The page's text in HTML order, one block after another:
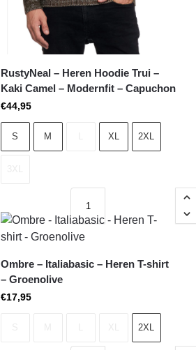
RustyNeal – Heren Hoodie Trui –
Kaki Camel – Modernfit – Capuchon
€44,95
S M XL 2XL
Ombre – Italiabasic – Heren T-shirt
– Groenolive
€17,95
2XL